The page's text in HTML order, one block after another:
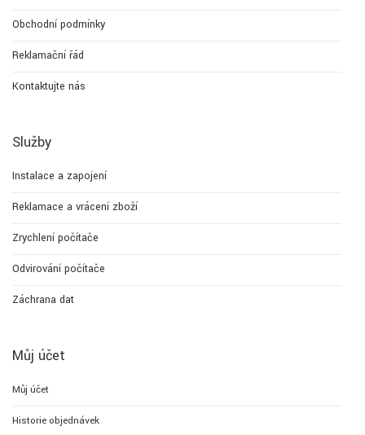
Obchodní podmínky
Reklamační řád
Kontaktujte nás
Služby
Instalace a zapojení
Reklamace a vrácení zboží
Zrychlení počítače
Odvirování počítače
Záchrana dat
Můj účet
Můj účet
Historie objednávek